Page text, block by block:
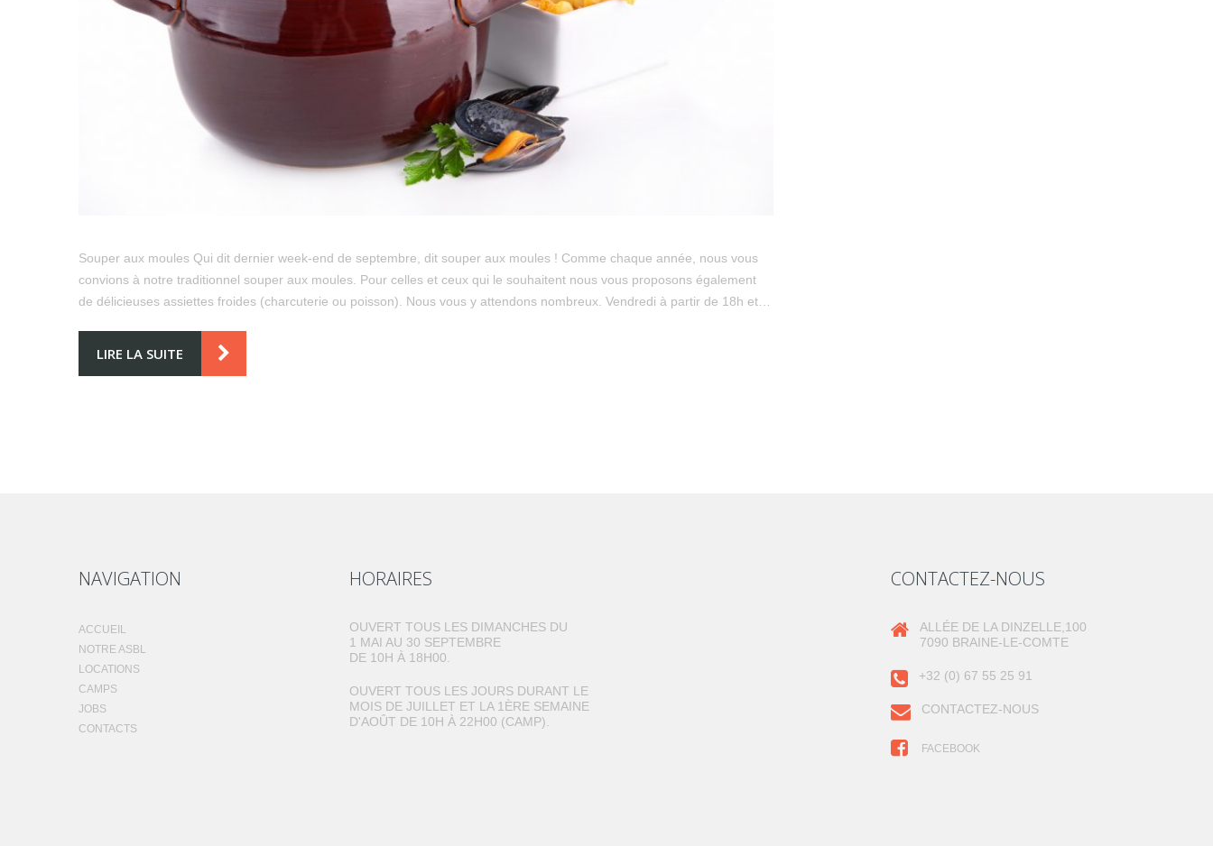
Souper aux moules Qui dit dernier week-end de septembre, dit souper aux moules ! Comme chaque année, nous vous
convions à notre traditionnel souper aux moules. Pour celles et ceux qui le souhaitent nous vous proposons également
de délicieuses assiettes froides (charcuterie ou poisson). Nous vous y attendons nombreux. Vendredi à partir de 18h et…
LIRE LA SUITE
NAVIGATION
ACCUEIL
NOTRE ASBL
LOCATIONS
CAMPS
JOBS
CONTACTS
HORAIRES
OUVERT TOUS LES DIMANCHES DU
1 MAI AU 30 SEPTEMBRE
DE 10H À 18H00.
OUVERT TOUS LES JOURS DURANT LE
MOIS DE JUILLET ET LA 1ÈRE SEMAINE
D'AOÛT DE 10H À 22H00 (CAMP).
CONTACTEZ-NOUS
ALLÉE DE LA DINZELLE,100
7090 BRAINE-LE-COMTE
+32 (0) 67 55 25 91
CONTACTEZ-NOUS
FACEBOOK